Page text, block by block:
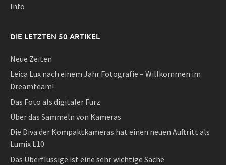
Info
DIE LETZTEN 50 ARTIKEL
Neue Zeiten
Leica Lux nach einem Jahr Fotografie – Willkommen im
Dreamteam!
Das Foto als digitaler Furz
Über das Sammeln von Kameras
Die Diva der Kompaktkameras hat einen neuen Auftritt als
Lumix L10
Das Überflüssige ist eine sehr wichtige Sache